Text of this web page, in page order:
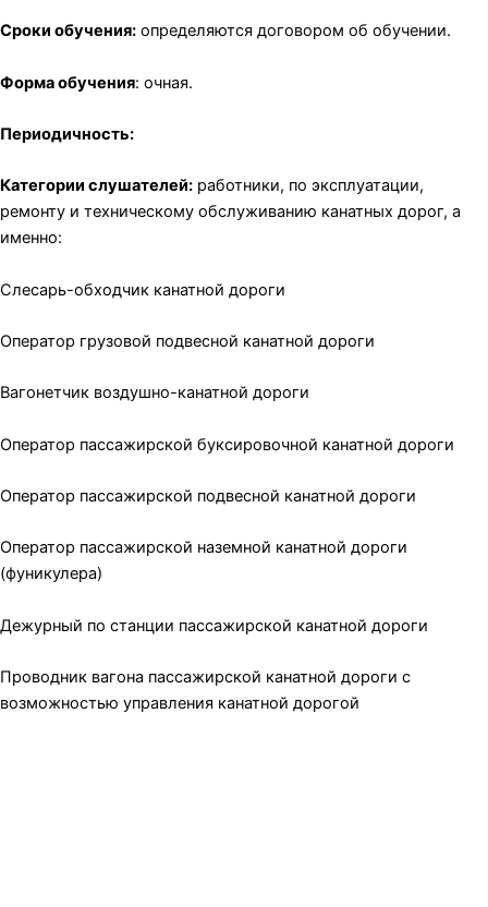
Сроки обучения: определяются договором об обучении.
Форма обучения: очная.
Периодичность:
Категории слушателей: работники, по эксплуатации,
ремонту и техническому обслуживанию канатных дорог, а
именно:
Слесарь-обходчик канатной дороги
Оператор грузовой подвесной канатной дороги
Вагонетчик воздушно-канатной дороги
Оператор пассажирской буксировочной канатной дороги
Оператор пассажирской подвесной канатной дороги
Оператор пассажирской наземной канатной дороги
(фуникулера)
Дежурный по станции пассажирской канатной дороги
Проводник вагона пассажирской канатной дороги с
возможностью управления канатной дорогой